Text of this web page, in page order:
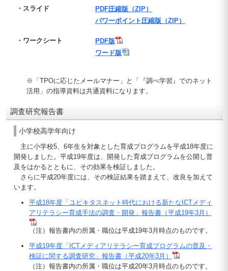
・スライド
PDF圧縮版（ZIP）
パワーポイント圧縮版（ZIP）
・ワークシート
PDF版
ワード版
※「TPOに応じたメールマナー」と「『調べ学習』でのネット
活用」の指導資料は共通資料になります。
調査研究報告書
小学校高学年向け
主に小学校5、6年生を対象とした育成プログラムを平成18年度に
開発しました。平成19年度は、開発した育成プログラムを公開し普
及をはかるとともに、その効果を検証しました。
さらに平成20年度には、その検証結果を踏まえて、改良を加えて
います。
平成18年度「ユビキタスネット時代における新たなICTメディ
アリテラシー育成手法の調査・開発」報告書（平成19年3月）
（注）報告書内の所属・職位は平成19年3月時点のものです。
平成19年度「 ICTメディアリテラシー育成プログラムの普及・
検証に関する調査研究」報告書（平成20年3月）
（注）報告書内の所属・職位は平成20年3月時点のものです。